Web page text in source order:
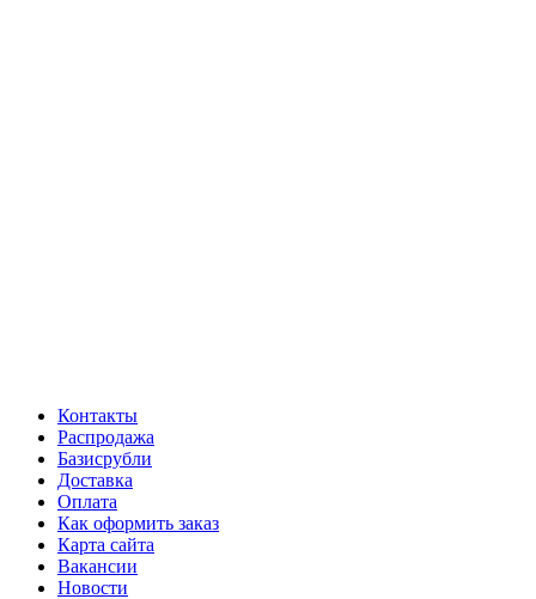
Контакты
Распродажа
Базисрубли
Доставка
Оплата
Как оформить заказ
Карта сайта
Вакансии
Новости